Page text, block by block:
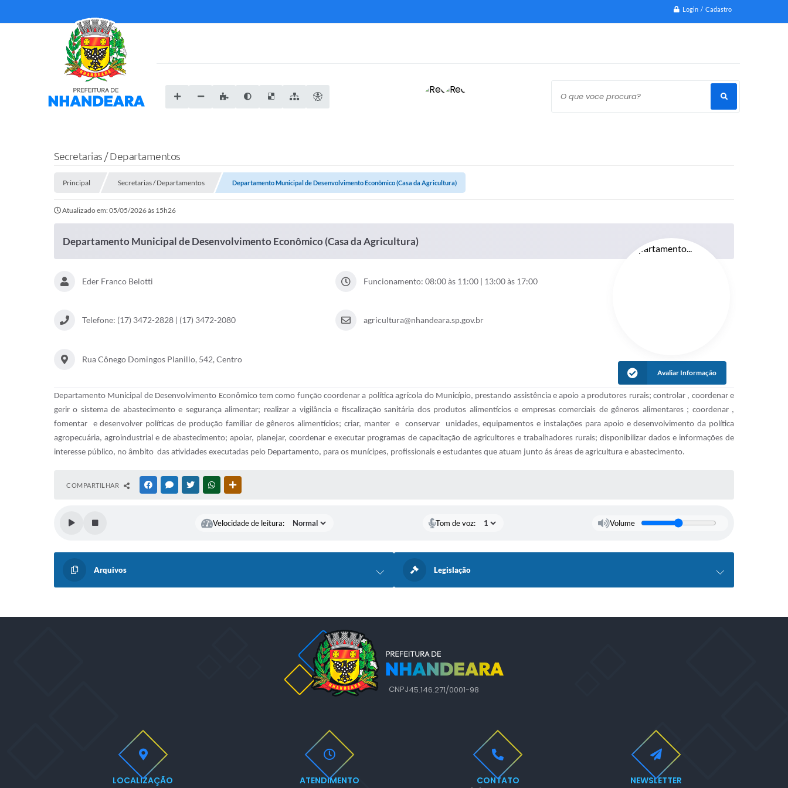
Login / Cadastro
O que voce procura?
Secretarias / Departamentos
Principal Secretarias / Departamentos Departamento Municipal de Desenvolvimento Econômico (Casa da Agricultura)
Atualizado em: 05/05/2026 às 15h26
Departamento Municipal de Desenvolvimento Econômico (Casa da Agricultura)
Eder Franco Belotti Funcionamento: 08:00 às 11:00 | 13:00 às 17:00
Telefone: (17) 3472-2828 | (17) 3472-2080 agricultura@nhandeara.sp.gov.br
Rua Cônego Domingos Planillo, 542, Centro
Avaliar Informação
Departamento Municipal de Desenvolvimento Econômico tem como função coordenar a política agrícola do Município, prestando assistência e apoio a produtores rurais; controlar , coordenar e
gerir o sistema de abastecimento e segurança alimentar; realizar a vigilância e fiscalização sanitária dos produtos alimentícios e empresas comerciais de gêneros alimentares ; coordenar ,
fomentar e desenvolver políticas de produção familiar de gêneros alimentícios; criar, manter e conservar unidades, equipamentos e instalações para apoio e desenvolvimento da política
agropecuária, agroindustrial e de abastecimento; apoiar, planejar, coordenar e executar programas de capacitação de agricultores e trabalhadores rurais; disponibilizar dados e informações de
interesse público, no âmbito das atividades executadas pelo Departamento, para os munícipes, profissionais e estudantes que atuam junto ás áreas de agricultura e abastecimento.
COMPARTILHAR FACEBOOKMESSENGER
TWITTERWHATSAPP
Velocidade de leitura: Tom de voz: Volume
Arquivos Legislação
LOCALIZAÇÃO CONTATO
ATENDIMENTO
CNPJ45.146.271/0001-98
NEWSLETTER